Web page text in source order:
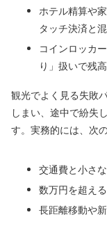
ホテル精算や
タッチ決済と
コインロッカ
り」扱いで残
観光でよく見る失敗
しまい、途中で紛失
す。実務的には、次
交通費と小さ
数万円を超え
長距離移動や